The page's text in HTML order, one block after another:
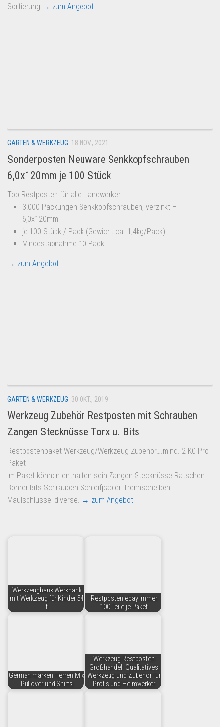
Sortierung → zum Angebot
GARTEN & WERKZEUG 18 NOV., 2021
Sonderposten Neuware Senkkopfschrauben
6,0x120mm je 100 Stück
Top Restposten für alle Handwerker.
3.000 Packungen Senkkopfschrauben, verzinkt –
6,0x120mm
je 100 Stück / Pack (Gewicht ca. 1,4kg/Pack)
Mindestabnahme 10 Pack
→ zum Angebot
GARTEN & WERKZEUG 30 OKT., 2019
Werkzeug Zubehör Restposten mit Schrauben
Zangen Stecknüsse Torx u. Bits
Restpostenpaket Werkzeug/Werkzeug Zubehör….mind. 2 KG Pro
Paket
Im Paket können enthalten sein Zangen Stecknüsse Ratschen
Bohrer Bits Schrauben Schleifpapier Trennscheiben
Maulschlüssel diverse.
→ zum Angebot
Werkzeugbank Werkbank
mit Werkzeug für Kinder 54
t
Restposten ebay immer
100 Teile je Paket
German marken Herren Mix
Pullover und Shirts
Werkzeug Restposten
Großhandel: Qualitatives
Werkzeug und Zubehör für
Profis und Heimwerker